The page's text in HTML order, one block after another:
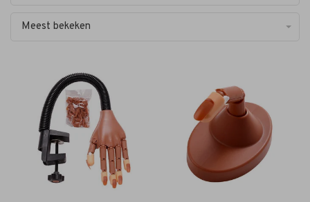
Meest bekeken